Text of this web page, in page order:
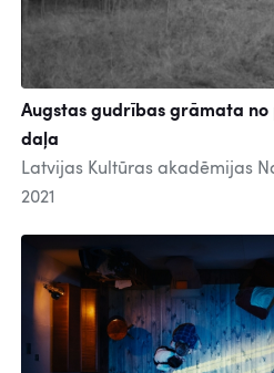
Augstas gudrības grāmata no
daļa
Latvijas Kultūras akadēmijas
2021